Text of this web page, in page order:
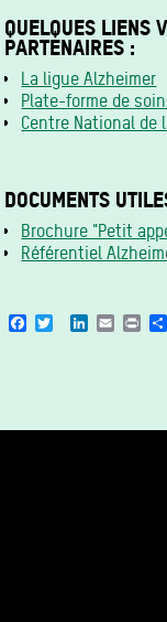
QUELQUES LIENS
PARTENAIRES :
La ligue Alzheimer
Plate-forme de
Centre National de
DOCUMENTS
Brochure "Petit
Référentiel
Facebook
TwitterLinkedIn
EmailPrint